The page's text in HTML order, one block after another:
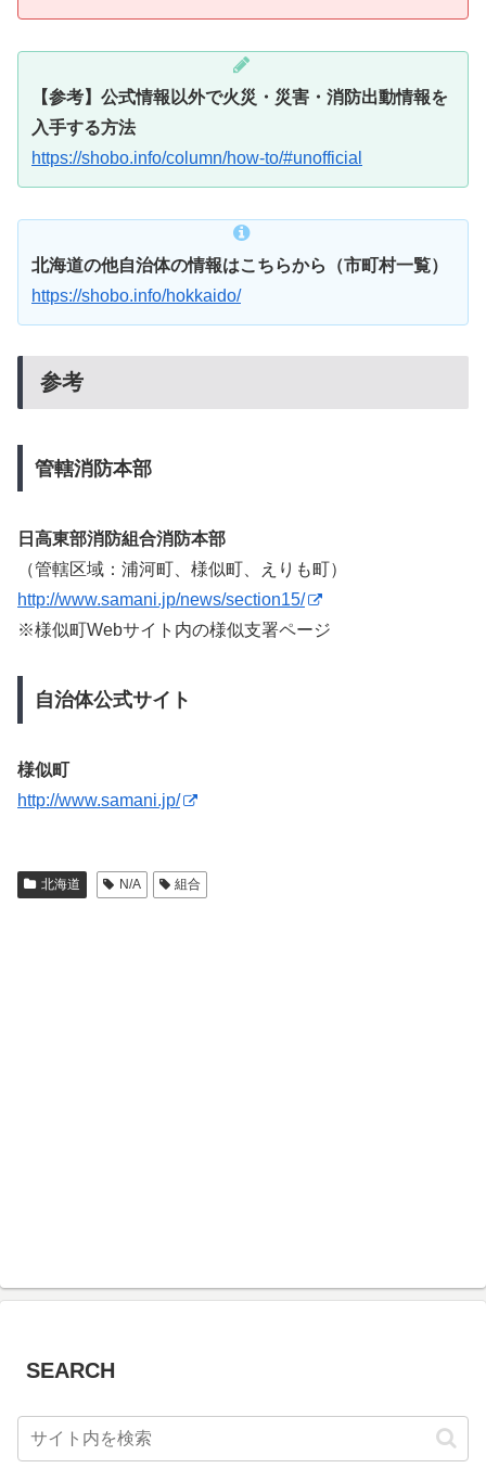
【参考】公式情報以外で火災・災害・消防出動情報を
入手する方法
https://shobo.info/column/how-to/#unofficial
北海道の他自治体の情報はこちらから（市町村一覧）
https://shobo.info/hokkaido/
参考
管轄消防本部
日高東部消防組合消防本部
（管轄区域：浦河町、様似町、えりも町）
http://www.samani.jp/news/section15/
※様似町Webサイト内の様似支署ページ
自治体公式サイト
様似町
http://www.samani.jp/
北海道 N/A 組合
SEARCH